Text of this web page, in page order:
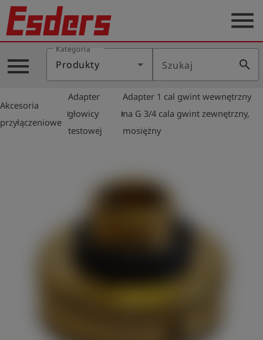
O
Produkty
menu
menu
Kategoria
Produkty Szukaj search
Akcesoria
przyłączeniowe
arrow_right
Adapter
głowicy
testowej
arrow_right
Adapter 1 cal gwint wewnętrzny
na G 3/4 cala gwint zewnętrzny,
mosiężny